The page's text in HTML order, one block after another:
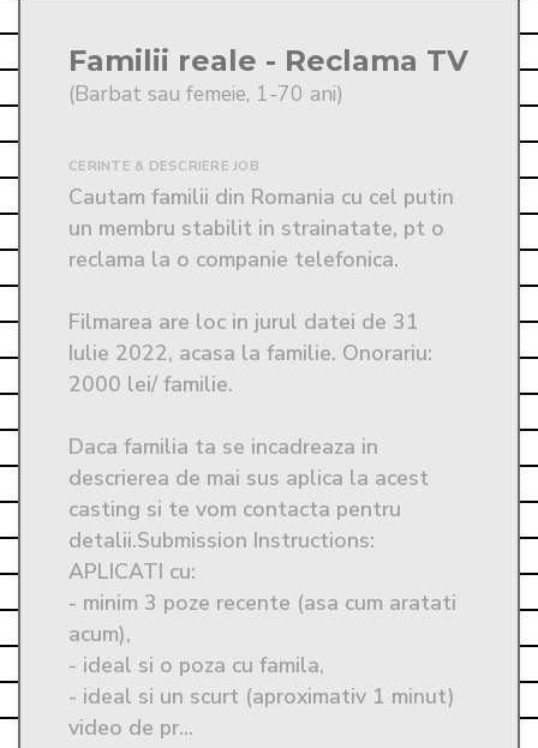
Familii reale - Reclama TV
(Barbat sau femeie, 1-70 ani)
CERINTE & DESCRIERE JOB
Cautam familii din Romania cu cel putin
un membru stabilit in strainatate, pt o
reclama la o companie telefonica.
Filmarea are loc in jurul datei de 31
Iulie 2022, acasa la familie. Onorariu:
2000 lei/ familie.
Daca familia ta se incadreaza in
descrierea de mai sus aplica la acest
casting si te vom contacta pentru
detalii.Submission Instructions:
APLICATI cu:
- minim 3 poze recente (asa cum aratati
acum),
- ideal si o poza cu famila,
- ideal si un scurt (aproximativ 1 minut)
video de pr...